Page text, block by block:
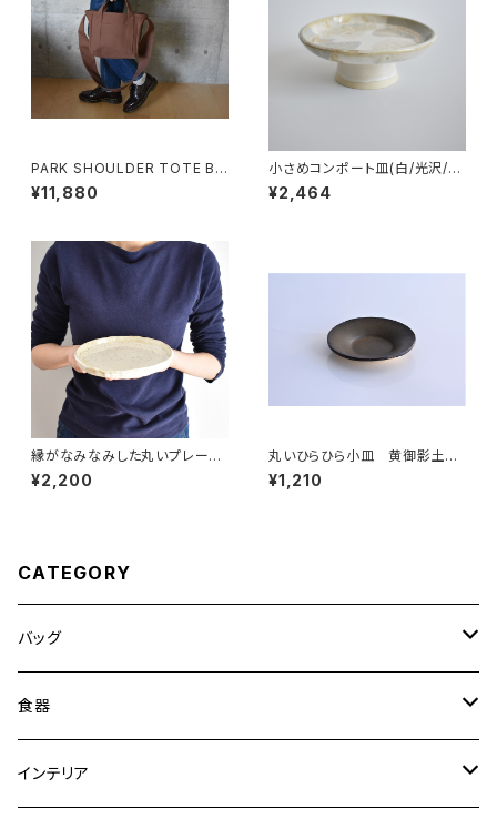
PARK SHOULDER TOTE BA
G (コーヒー/ブラウン)
¥11,880
小さめコンポート皿(白/光沢/グ
レー/ベージュ)
¥2,464
縁がなみなみした丸いプレート
中皿(白/光沢/点模様/白御影土)
¥2,200
丸いひらひら小皿 黄御影土×
錆釉
¥1,210
CATEGORY
バッグ
トートバッグ
ショルダーバッグ
食器
大皿
インテリア